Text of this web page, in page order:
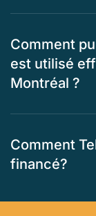
Comment
est utilisé
Montréal ?
Comment
financé?